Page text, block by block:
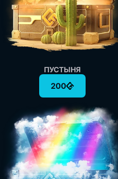
ПУСТЫНЯ
200